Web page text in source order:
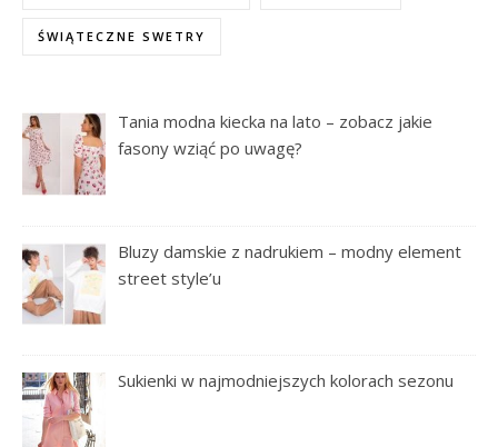
ŚWIĄTECZNE SWETRY
Tania modna kiecka na lato – zobacz jakie
fasony wziąć po uwagę?
Bluzy damskie z nadrukiem – modny element
street style’u
Sukienki w najmodniejszych kolorach sezonu